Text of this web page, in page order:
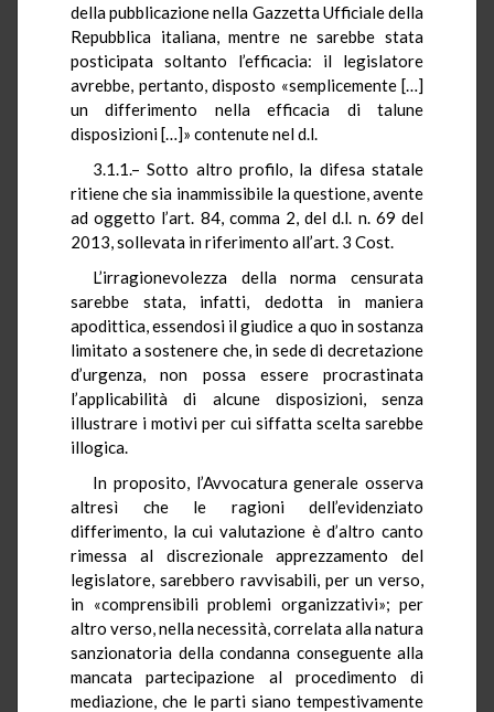
della pubblicazione nella Gazzetta Ufficiale della
Repubblica italiana, mentre ne sarebbe stata
posticipata soltanto l’efficacia: il legislatore
avrebbe, pertanto, disposto «semplicemente […]
un differimento nella efficacia di talune
disposizioni […]» contenute nel d.l.
3.1.1.– Sotto altro profilo, la difesa statale
ritiene che sia inammissibile la questione, avente
ad oggetto l’art. 84, comma 2, del d.l. n. 69 del
2013, sollevata in riferimento all’art. 3 Cost.
L’irragionevolezza della norma censurata
sarebbe stata, infatti, dedotta in maniera
apodittica, essendosi il giudice a quo in sostanza
limitato a sostenere che, in sede di decretazione
d’urgenza, non possa essere procrastinata
l’applicabilità di alcune disposizioni, senza
illustrare i motivi per cui siffatta scelta sarebbe
illogica.
In proposito, l’Avvocatura generale osserva
altresì che le ragioni dell’evidenziato
differimento, la cui valutazione è d’altro canto
rimessa al discrezionale apprezzamento del
legislatore, sarebbero ravvisabili, per un verso,
in «comprensibili problemi organizzativi»; per
altro verso, nella necessità, correlata alla natura
sanzionatoria della condanna conseguente alla
mancata partecipazione al procedimento di
mediazione, che le parti siano tempestivamente